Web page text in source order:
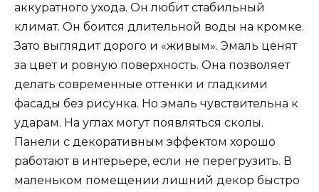
аккуратного ухода. Он любит стабильный
климат. Он боится длительной воды на кромке.
Зато выглядит дорого и «живым». Эмаль ценят
за цвет и ровную поверхность. Она позволяет
делать современные оттенки и гладкими
фасады без рисунка. Но эмаль чувствительна к
ударам. На углах могут появляться сколы.
Панели с декоративным эффектом хорошо
работают в интерьере, если не перегрузить. В
маленьком помещении лишний декор быстро